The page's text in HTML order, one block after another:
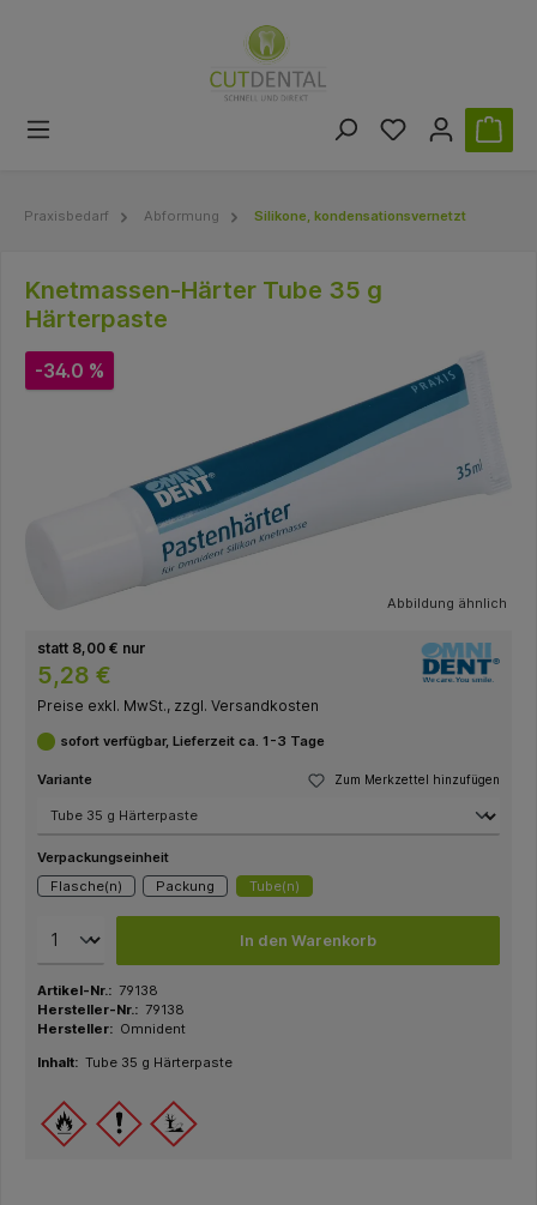
Praxisbedarf Abformung Silikone, kondensationsvernetzt
Knetmassen-Härter Tube 35 g
Härterpaste
-34.0 %
Abbildung ähnlich
statt 8,00 € nur
5,28 €
Preise exkl. MwSt., zzgl. Versandkosten
sofort verfügbar, Lieferzeit ca. 1-3 Tage
Zum Merkzettel hinzufügen
Variante
Verpackungseinheit
Flasche(n)
Packung Tube(n)
In den Warenkorb
Artikel-Nr.: 79138
Hersteller-Nr.: 79138
Hersteller: Omnident
Inhalt: Tube 35 g Härterpaste